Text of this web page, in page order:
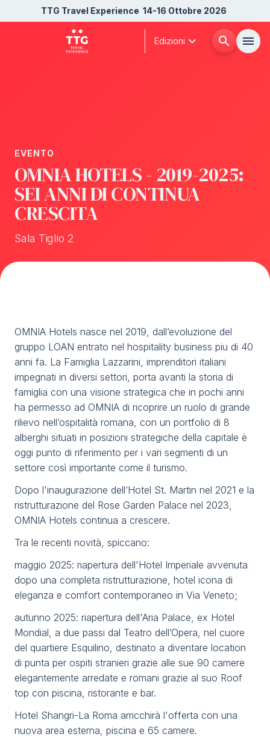
TTG Travel Experience 14-16 Ottobre 2026
Edizioni expand_more search menu
Esponi
Visita
Buyer
OTTIENI IL TUO BIGLIETTO arrow_circle_right
AREA RISERVATA VISITATORI
person
EVENTO
OMNIA HOTELS - 2019-2025:
SEI ANNI DI CONTINUA
CRESCITA
Sala Tiglio 2
OMNIA Hotels nasce nel 2019, dall’evoluzione del
gruppo LOAN entrato nel hospitality business piu di 40
anni fa. La Famiglia Lazzarini, imprenditori italiani
impegnati in diversi settori, porta avanti la storia di
famiglia con una visione strategica che in pochi anni
ha permesso ad OMNIA di ricoprire un ruolo di grande
rilievo nell’ospitalità romana, con un portfolio di 8
alberghi situati in posizioni strategiche della capitale è
oggi punto di riferimento per i vari segmenti di un
settore così importante come il turismo.
Dopo l'inaugurazione dell’Hotel St. Martin nel 2021 e la
ristrutturazione del Rose Garden Palace nel 2023,
OMNIA Hotels continua a crescere.
Tra le recenti novità, spiccano:
maggio 2025: riapertura dell'Hotel Imperiale avvenuta
dopo una completa ristrutturazione, hotel icona di
eleganza e comfort contemporaneo in Via Veneto;
autunno 2025: riapertura dell'Aria Palace, ex Hotel
Mondial, a due passi dal Teatro dell’Opera, nel cuore
del quartiere Esquilino, destinato a diventare location
di punta per ospiti stranieri grazie alle sue 90 camere
elegantemente arredate e romani grazie al suo Roof
top con piscina, ristorante e bar.
Hotel Shangri-La Roma arricchirà l'offerta con una
nuova area esterna, piscina e 65 camere.